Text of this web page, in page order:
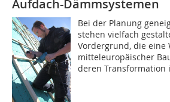
Aufdach-Dämmsystemen
Bei der Planung
stehen vielfach
Vordergrund, die eine
mitteleuropäischer
deren Transformation